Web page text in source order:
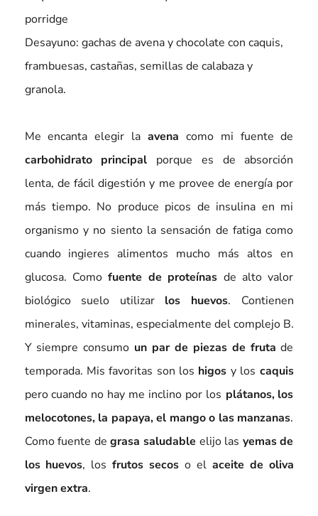
Desayuno: gachas de avena y chocolate con caquis,
frambuesas, castañas, semillas de calabaza y
granola.
Me encanta elegir la avena como mi fuente de
carbohidrato principal porque es de absorción
lenta, de fácil digestión y me provee de energía por
más tiempo. No produce picos de insulina en mi
organismo y no siento la sensación de fatiga como
cuando ingieres alimentos mucho más altos en
glucosa. Comofuente de proteínas de alto valor
biológico suelo utilizar los huevos. Contienen
minerales, vitaminas, especialmente del complejo B.
Y siempre consumo un par de piezas de fruta de
temporada. Mis favoritas son los higos y los caquis
pero cuando no hay me inclino por los plátanos, los
melocotones, la papaya, el mango o las manzanas.
Como fuente degrasa saludable elijo las yemas de
los huevos, losfrutos secos o el aceite de oliva
virgen extra.